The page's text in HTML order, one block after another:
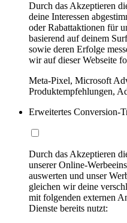
Durch das Akzeptieren
deine Interessen
oder Rabattaktionen für
basierend auf deinem
sowie deren Erfolge
wir auf dieser Webseite
Meta-Pixel, Microsoft
Produktempfehlungen,
Erweitertes Conversion-
Durch das Akzeptieren
unserer Online-
auswerten und unser
gleichen wir deine
mit folgenden externen
Dienste bereits nutzt: